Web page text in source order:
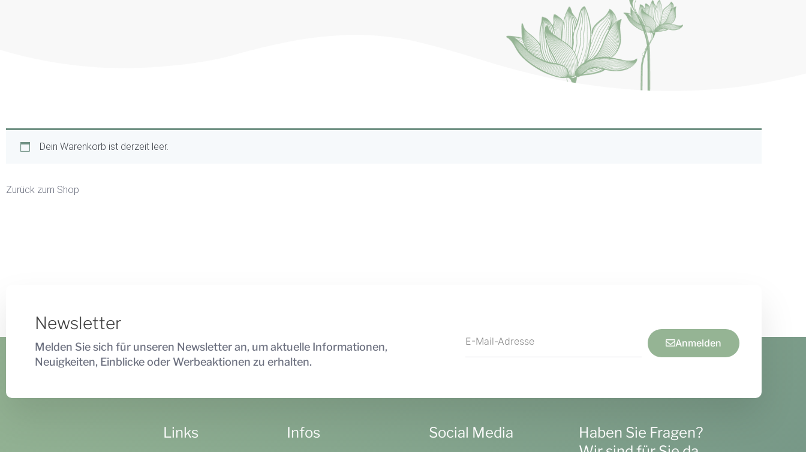
Dein Warenkorb ist derzeit leer.
Zurück zum Shop
Newsletter
Melden Sie sich für unseren Newsletter an, um aktuelle Informationen,
Neuigkeiten, Einblicke oder Werbeaktionen zu erhalten.
Anmelden
Links Infos Social Media
Haben Sie Fragen?